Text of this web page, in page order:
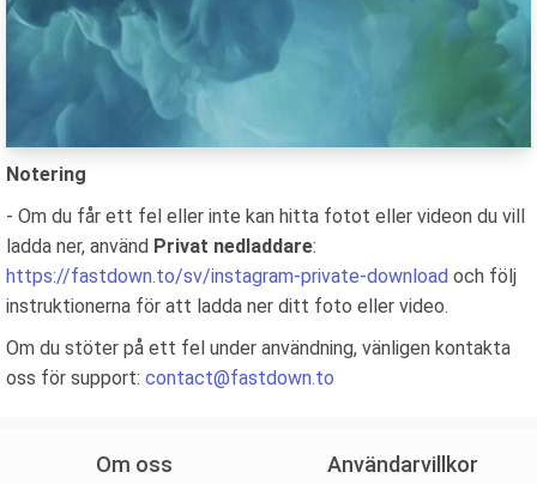
Notering
- Om du får ett fel eller inte kan hitta fotot eller videon du vill
ladda ner, använd Privat nedladdare:
https://fastdown.to/sv/instagram-private-download och följ
instruktionerna för att ladda ner ditt foto eller video.
Om du stöter på ett fel under användning, vänligen kontakta
oss för support: contact@fastdown.to
Om oss Användarvillkor